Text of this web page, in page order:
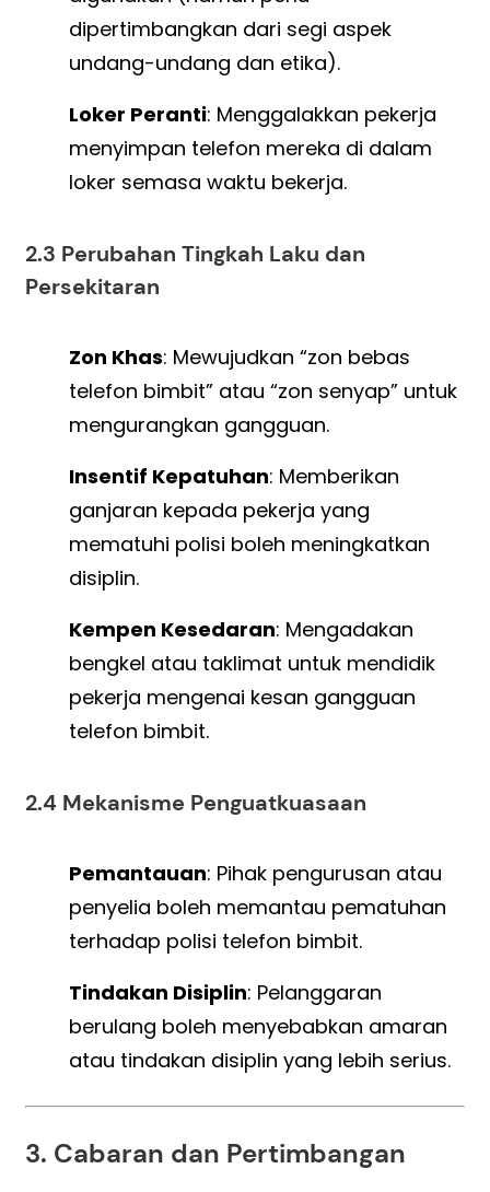
dipertimbangkan dari segi aspek
undang-undang dan etika).
Loker Peranti: Menggalakkan pekerja
menyimpan telefon mereka di dalam
loker semasa waktu bekerja.
2.3 Perubahan Tingkah Laku dan
Persekitaran
Zon Khas: Mewujudkan “zon bebas
telefon bimbit” atau “zon senyap” untuk
mengurangkan gangguan.
Insentif Kepatuhan: Memberikan
ganjaran kepada pekerja yang
mematuhi polisi boleh meningkatkan
disiplin.
Kempen Kesedaran: Mengadakan
bengkel atau taklimat untuk mendidik
pekerja mengenai kesan gangguan
telefon bimbit.
2.4 Mekanisme Penguatkuasaan
Pemantauan: Pihak pengurusan atau
penyelia boleh memantau pematuhan
terhadap polisi telefon bimbit.
Tindakan Disiplin: Pelanggaran
berulang boleh menyebabkan amaran
atau tindakan disiplin yang lebih serius.
3. Cabaran dan Pertimbangan